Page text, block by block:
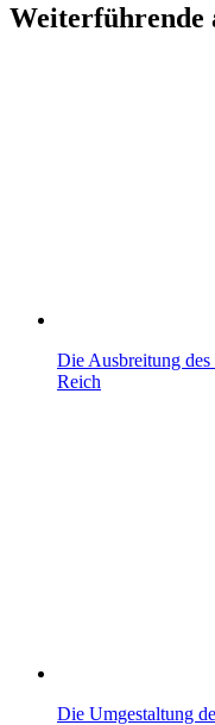
Weiterführende
Die Ausbreitung
Reich
Die Umgestaltung